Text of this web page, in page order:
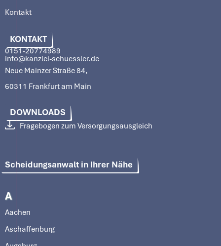
Kontakt
KONTAKT
0151-20774989
info@kanzlei-schuessler.de
Neue Mainzer Straße 84,
60311 Frankfurt am Main
DOWNLOADS
Fragebogen zum Versorgungsausgleich
Scheidungsanwalt in Ihrer Nähe
A
Aachen
Aschaffenburg